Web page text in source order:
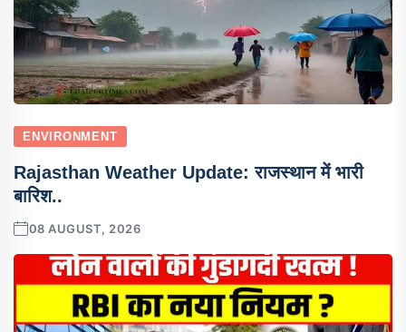
ENVIRONMENT
Rajasthan Weather Update: राजस्थान में भारी
बारिश..
08 AUGUST, 2026